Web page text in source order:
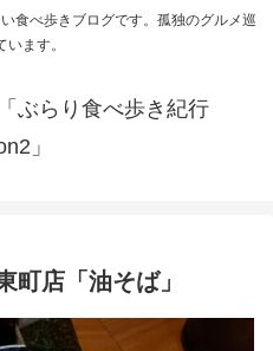
食べ歩きブログです。孤独のグルメ巡
います。
ぶらり食べ歩き紀行
」
店「油そば」